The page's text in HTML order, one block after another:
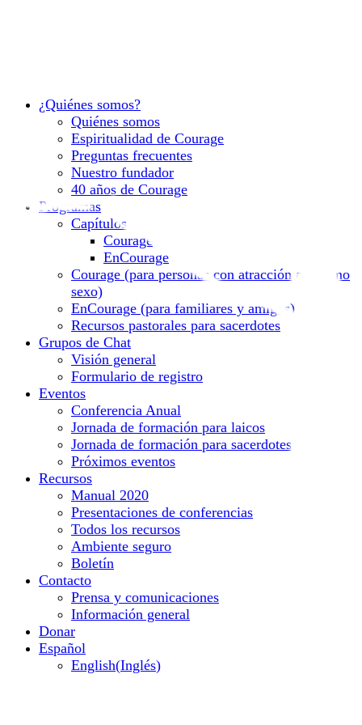
¿Quiénes somos?
Quiénes somos
Espiritualidad de Courage
Preguntas frecuentes
Nuestro fundador
40 años de Courage
Programas
Capítulos
Courage
EnCourage
Courage (para personas con atracción al mismo
sexo)
EnCourage (para familiares y amigos)
Recursos pastorales para sacerdotes
Grupos de Chat
Visión general
Formulario de registro
Eventos
Conferencia Anual
Jornada de formación para laicos
Jornada de formación para sacerdotes
Próximos eventos
Recursos
Manual 2020
Presentaciones de conferencias
Todos los recursos
Ambiente seguro
Boletín
Contacto
Prensa y comunicaciones
Información general
Donar
Español
English(Inglés)